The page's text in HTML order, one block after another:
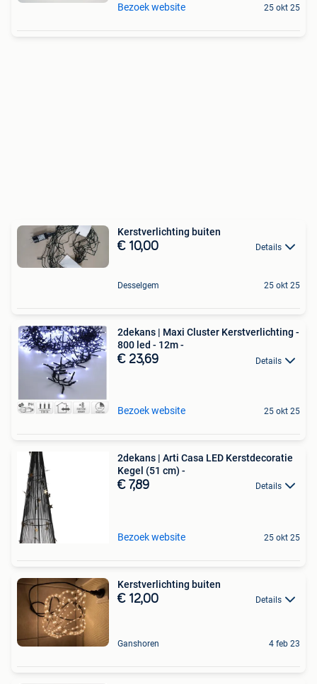
Bezoek website 25 okt 25
Kerstverlichting buiten
€ 10,00 Details
Desselgem 25 okt 25
2dekans | Maxi Cluster Kerstverlichting -
800 led - 12m -
€ 23,69 Details
Bezoek website 25 okt 25
2dekans | Arti Casa LED Kerstdecoratie
Kegel (51 cm) -
€ 7,89 Details
Bezoek website 25 okt 25
Kerstverlichting buiten
€ 12,00 Details
Ganshoren 4 feb 23